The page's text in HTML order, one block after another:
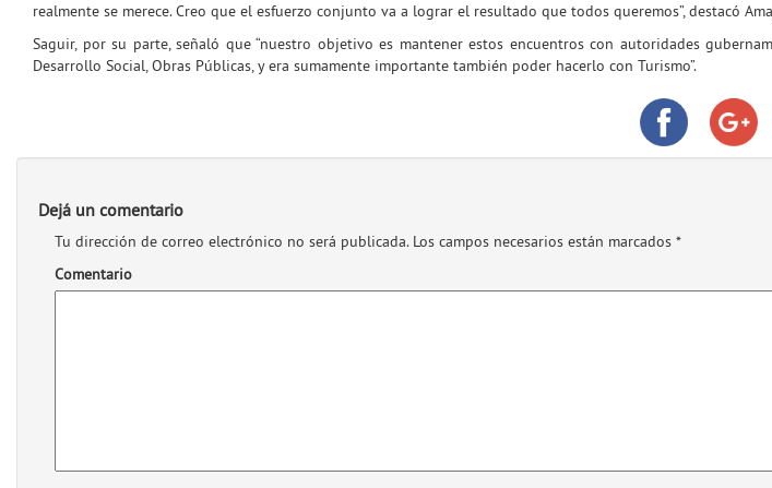
realmente se merece. Creo que el esfuerzo conjunto va a lograr el resultado que todos queremos”, destacó
Saguir, por su parte, señaló que “nuestro objetivo es mantener estos encuentros con autoridades
Desarrollo Social, Obras Públicas, y era sumamente importante también poder hacerlo con Turismo”.
Dejá un comentario
Tu dirección de correo electrónico no será publicada.Los campos necesarios están marcados *
Comentario